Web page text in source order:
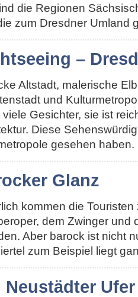
die Regionen
zum Dresdner Umland
–
Altstadt, malerische
und
Gesichter, sie ist
Diese
gesehen haben.
Glanz
kommen die
dem Zwinger und
Aber barock ist nicht
zum Beispiel liegt
Neustädter Ufer